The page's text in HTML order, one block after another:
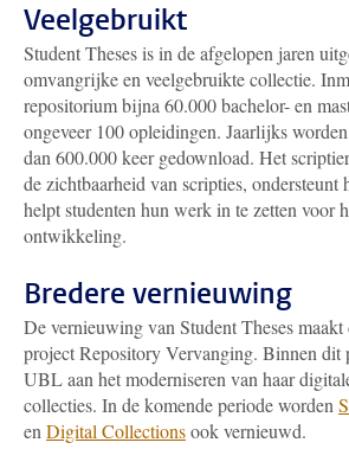
Veelgebruikt
Student Theses is in de afgelopen jaren
omvangrijke en veelgebruikte collectie.
repositorium bijna 60.000 bachelor- en
ongeveer 100 opleidingen. Jaarlijks
dan 600.000 keer gedownload. Het
de zichtbaarheid van scripties, ondersteunt
helpt studenten hun werk in te zetten voor
ontwikkeling.
Bredere vernieuwing
De vernieuwing van Student Theses
project Repository Vervanging. Binnen dit
UBL aan het moderniseren van haar
collecties. In de komende periode worden
enDigital Collectionsook vernieuwd.